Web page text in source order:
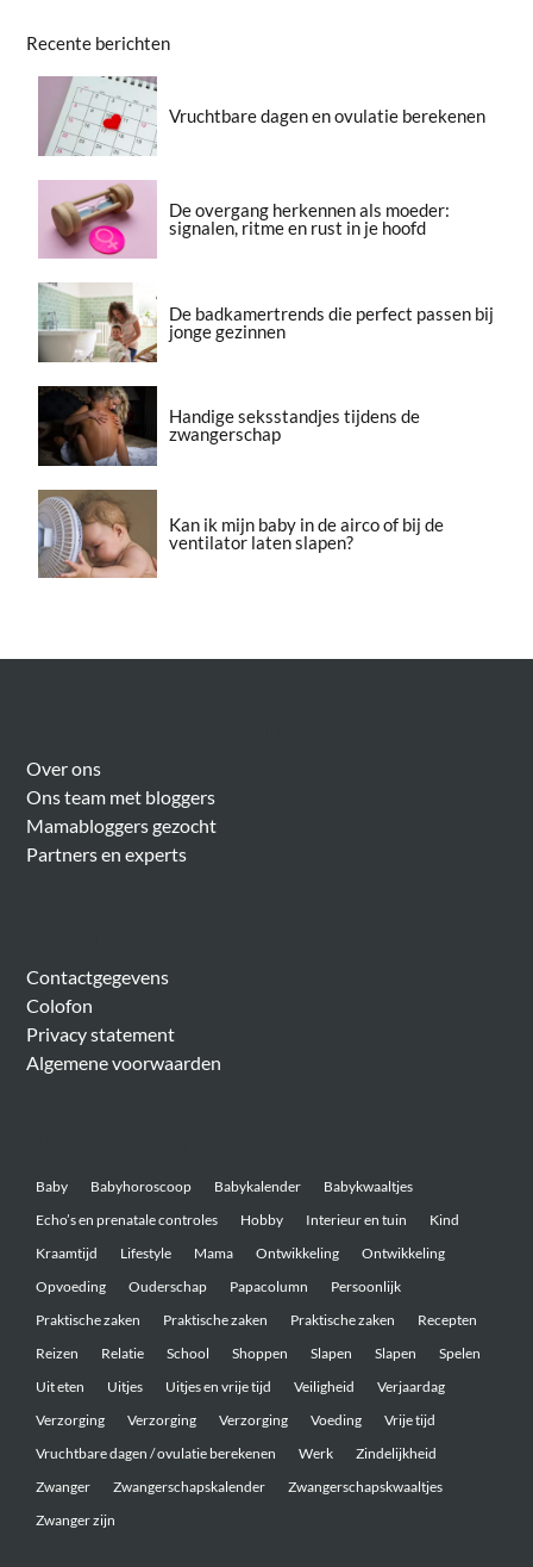
Recente berichten
Vruchtbare dagen en ovulatie berekenen
De overgang herkennen als moeder:
signalen, ritme en rust in je hoofd
De badkamertrends die perfect passen bij
jonge gezinnen
Handige seksstandjes tijdens de
zwangerschap
Kan ik mijn baby in de airco of bij de
ventilator laten slapen?
Over ons
Ons team met bloggers
Mamabloggers gezocht
Partners en experts
Contactgegevens
Colofon
Privacy statement
Algemene voorwaarden
Baby Babyhoroscoop Babykalender
Babykwaaltjes
Echo’s en prenatale controles
Hobby Interieur en tuin
Kind
Kraamtijd
Lifestyle Mama Ontwikkeling
Ontwikkeling
Opvoeding
Ouderschap Papacolumn
Persoonlijk
Praktische zaken
Praktische zaken Praktische zaken
Recepten
Reizen
Relatie School Shoppen Slapen Slapen
Spelen
Uit eten
Uitjes Uitjes en vrije tijd Veiligheid
Verjaardag
Verzorging
Verzorging Verzorging Voeding
Vrije tijd
Vruchtbare dagen / ovulatie berekenen
Werk
Zindelijkheid
Zwanger
Zwangerschapskalender
Zwangerschapskwaaltjes
Zwanger zijn